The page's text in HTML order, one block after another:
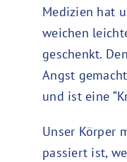
Medizien hat
weichen
geschenkt.
Angst
und ist eine
Unser Körper
passiert ist,